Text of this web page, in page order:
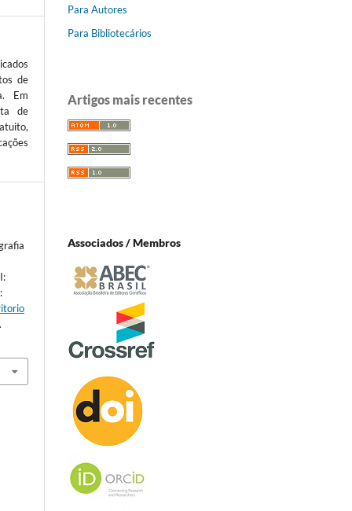
de
Em
de
Para Autores
Para Bibliotecários
Artigos mais recentes
Associados / Membros